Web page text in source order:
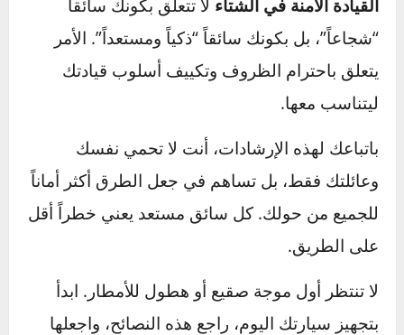
الثلج.
للطاقة:كابلات اشتراك البطارية وشاحن هاتف
متنقل.
للدفء: بطانية صوفية أو حرارية، قفازات، قبعة،
وجوارب إضافية.
للطوارئ: مصباح يدوي مع بطاريات جديدة،
حقيبة إسعافات أولية، مثلث تحذير عاكس.
للطعام:ماء وبعض الوجبات الخفيفة الغنية
بالطاقة (مكسرات، تمر، ألواح بروتين).